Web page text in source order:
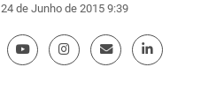
24 de Junho de 2015 9:39